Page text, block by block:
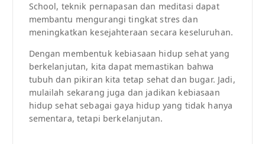
School, teknik pernapasan dan meditasi dapat
membantu mengurangi tingkat stres dan
meningkatkan kesejahteraan secara keseluruhan.
Dengan membentuk kebiasaan hidup sehat yang
berkelanjutan, kita dapat memastikan bahwa
tubuh dan pikiran kita tetap sehat dan bugar. Jadi,
mulailah sekarang juga dan jadikan kebiasaan
hidup sehat sebagai gaya hidup yang tidak hanya
sementara, tetapi berkelanjutan.